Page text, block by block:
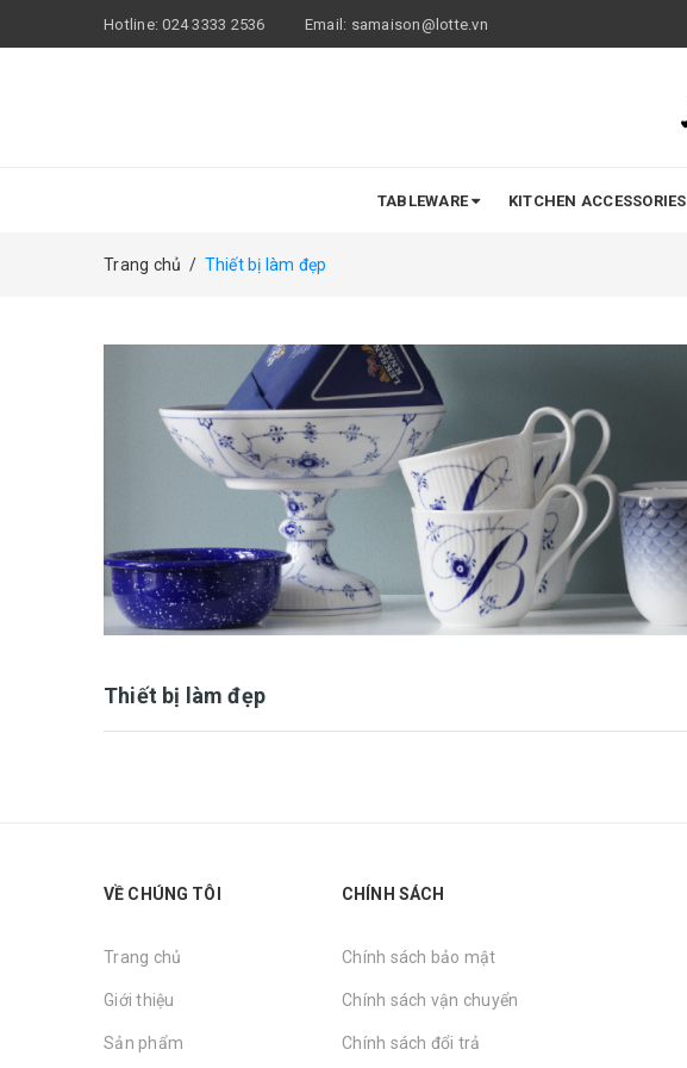
Hotline:024 3333 2536 Email: samaison@lotte.vn
TABLEWARE KITCHEN ACCESSORIES
Trang chủ / Thiết bị làm đẹp
Thiết bị làm đẹp
VỀ CHÚNG TÔI
Trang chủ
Giới thiệu
Sản phẩm
CHÍNH SÁCH
Chính sách bảo mật
Chính sách vận chuyển
Chính sách đổi trả